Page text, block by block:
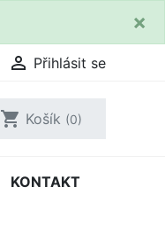
×
 Přihlásit se
shopping_cart Košík (0)
KONTAKT